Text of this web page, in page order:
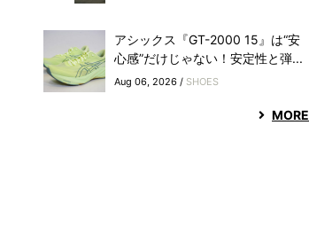
アシックス『GT-2000 15』は“安
心感”だけじゃない！安定性と弾...
Aug 06, 2026 / SHOES
MORE